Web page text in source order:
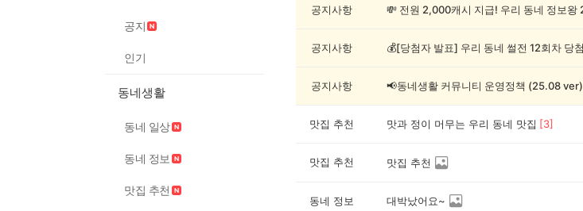
공지
인기
동네생활
동네 일상
동네 정보
맛집 추천
공지사항
공지사항
공지사항 📢동네생활 커뮤니티 운영정책 (25.08 ver)
맛집 추천 맛과 정이 머무는 우리 동네 맛집 [3]
맛집 추천 맛집 추천
동네 정보 대박났어요~